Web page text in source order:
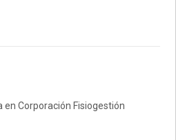
en Corporación Fisiogestión